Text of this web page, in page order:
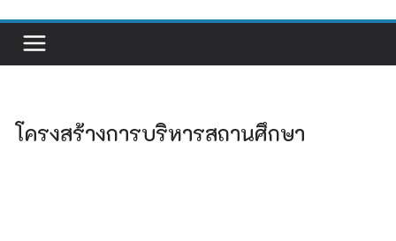
โครงสร้างการบริหารสถานศึกษา